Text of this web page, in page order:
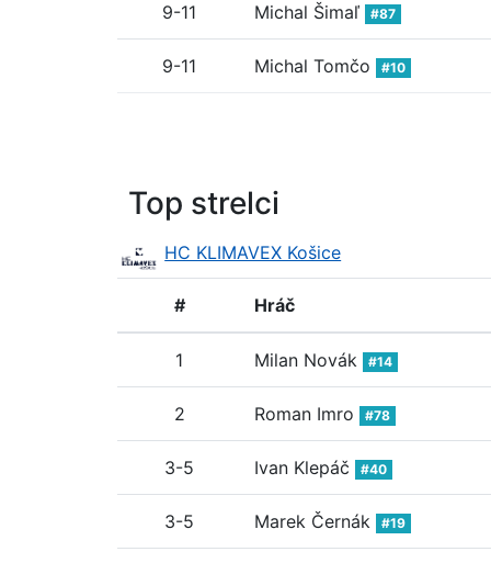
9-11 Michal Šimaľ #87
9-11 Michal Tomčo #10
Top strelci
HC KLIMAVEX Košice
# Hráč
1 Milan Novák #14
2 Roman Imro #78
3-5 Ivan Klepáč #40
3-5 Marek Černák #19